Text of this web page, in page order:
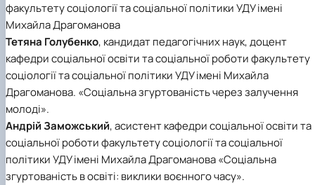
факультету соціології та соціальної політики УДУ імені
Михайла Драгоманова
Тетяна Голубенко, кандидат педагогічних наук, доцент
кафедри соціальної освіти та соціальної роботи факультету
соціології та соціальної політики УДУ імені Михайла
Драгоманова. «Соціальна згуртованість через залучення
молоді».
Андрій Заможський, асистент кафедри соціальної освіти та
соціальної роботи факультету соціології та соціальної
політики УДУ імені Михайла Драгоманова «Соціальна
згуртованість в освіті: виклики воєнного часу».